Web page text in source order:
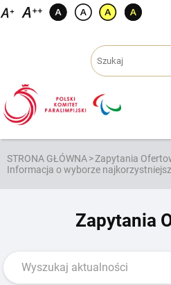
Przejdź
STRONA GŁÓWNA>Zapytania
Informacja o wyborze
Zapytania